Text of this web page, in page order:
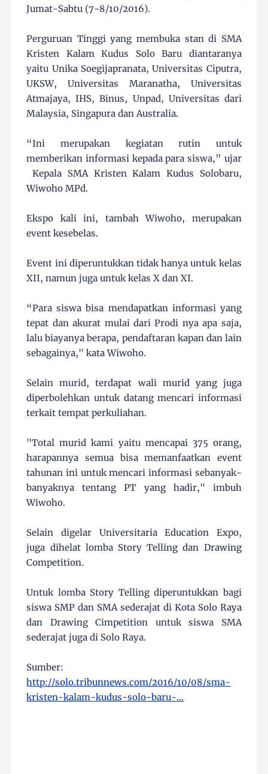
Jumat-Sabtu (7-8/10/2016).
Perguruan Tinggi yang membuka stan di SMA
Kristen Kalam Kudus Solo Baru diantaranya
yaitu Unika Soegijapranata, Universitas Ciputra,
UKSW, Universitas Maranatha, Universitas
Atmajaya, IHS, Binus, Unpad, Universitas dari
Malaysia, Singapura dan Australia.
“Ini merupakan kegiatan rutin untuk
memberikan informasi kepada para siswa,” ujar
Kepala SMA Kristen Kalam Kudus Solobaru,
Wiwoho MPd.
Ekspo kali ini, tambah Wiwoho, merupakan
event kesebelas.
Event ini diperuntukkan tidak hanya untuk kelas
XII, namun juga untuk kelas X dan XI.
“Para siswa bisa mendapatkan informasi yang
tepat dan akurat mulai dari Prodi nya apa saja,
lalu biayanya berapa, pendaftaran kapan dan lain
sebagainya," kata Wiwoho.
Selain murid, terdapat wali murid yang juga
diperbolehkan untuk datang mencari informasi
terkait tempat perkuliahan.
"Total murid kami yaitu mencapai 375 orang,
harapannya semua bisa memanfaatkan event
tahunan ini untuk mencari informasi sebanyak-
banyaknya tentang PT yang hadir," imbuh
Wiwoho.
Selain digelar Universitaria Education Expo,
juga dihelat lomba Story Telling dan Drawing
Competition.
Untuk lomba Story Telling diperuntukkan bagi
siswa SMP dan SMA sederajat di Kota Solo Raya
dan Drawing Cimpetition untuk siswa SMA
sederajat juga di Solo Raya.
Sumber:
http://solo.tribunnews.com/2016/10/08/sma-
kristen-kalam-kudus-solo-baru-...